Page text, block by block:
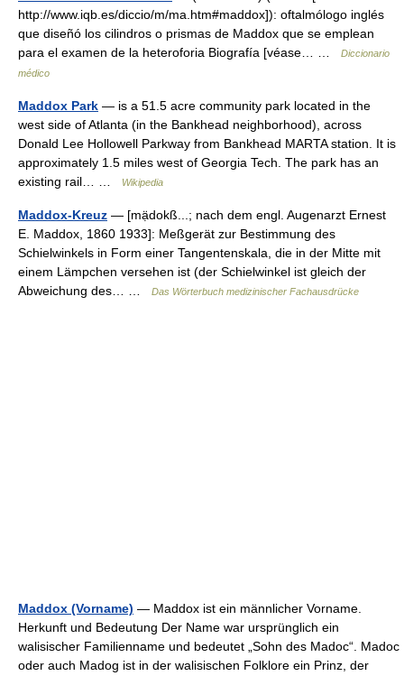
http://www.iqb.es/diccio/m/ma.htm#maddox]): oftalmólogo inglés
que diseñó los cilindros o prismas de Maddox que se emplean
para el examen de la heteroforia Biografía [véase… …
Diccionario
médico
Maddox Park — is a 51.5 acre community park located in the
west side of Atlanta (in the Bankhead neighborhood), across
Donald Lee Hollowell Parkway from Bankhead MARTA station. It is
approximately 1.5 miles west of Georgia Tech. The park has an
existing rail… …
Wikipedia
Maddox-Kreuz — [mạ̈dokß...; nach dem engl. Augenarzt Ernest
E. Maddox, 1860 1933]: Meßgerät zur Bestimmung des
Schielwinkels in Form einer Tangentenskala, die in der Mitte mit
einem Lämpchen versehen ist (der Schielwinkel ist gleich der
Abweichung des… …
Das Wörterbuch medizinischer Fachausdrücke
Maddox (Vorname) — Maddox ist ein männlicher Vorname.
Herkunft und Bedeutung Der Name war ursprünglich ein
walisischer Familienname und bedeutet „Sohn des Madoc“. Madoc
oder auch Madog ist in der walisischen Folklore ein Prinz, der